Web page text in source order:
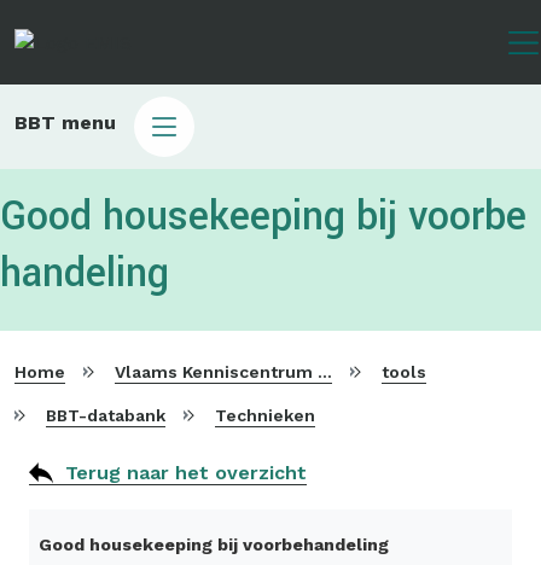
gaan
Main
BBT menu
Good housekeeping bij voorbe
handeling
Home Vlaams Kenniscentrum voor Beste Beschikbare Technieken tools
BBT-databank Technieken
Terug naar het overzicht
Good housekeeping bij voorbehandeling